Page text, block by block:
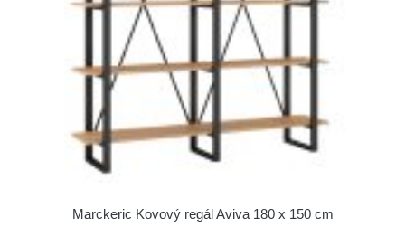
Marckeric Kovový regál Aviva 180 x 150 cm